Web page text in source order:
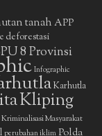
tanah APP
deforestasi
8 Provinsi
Infographic
Karhutla
Kliping
Kriminalisasi Masyarakat
perubahan iklim Polda